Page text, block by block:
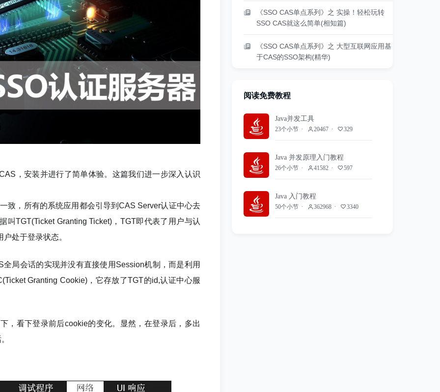
，安装并进行了简单体验。这篇我们进一步深入认识
致，所有的系统应用都会引导到CAS Server认证中心去
叫TGT(Ticket Granting Ticket)，TGT即代表了用户与认
处于登录状态。
局会话的实现并没有直接使用Session机制，而是利用
Granting Cookie)，它存放了TGT的id,认证中心服
，看下登录前后cookie的变化。显然，在登录后，多出
《SSO CAS单点系列》之 实操！轻松玩转
SSO CAS就这么简单(相知篇)
《SSO CAS单点系列》之 大型互联网应用基
于CAS的SSO架构(精华)
阅读免费教程
Java并发工具
23个小节 20467 329
Java 并发原理入门教程
26个小节 41582 597
Java 入门教程
50个小节 362968 3340